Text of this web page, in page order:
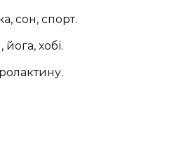
сон, спорт.
хобі.